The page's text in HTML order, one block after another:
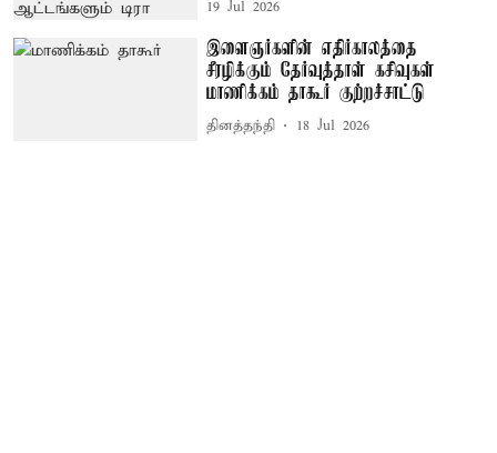
19 Jul 2026
இளைஞர்களின் எதிர்காலத்தை
சீரழிக்கும் தேர்வுத்தாள் கசிவுகள் –
மாணிக்கம் தாகூர் குற்றச்சாட்டு
தினத்தந்தி 18 Jul 2026